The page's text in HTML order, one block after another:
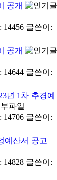
공개
14456 글쓴이:
공개
14644 글쓴이:
년 1차 추경예
14706 글쓴이:
예산서 공고
14828 글쓴이: